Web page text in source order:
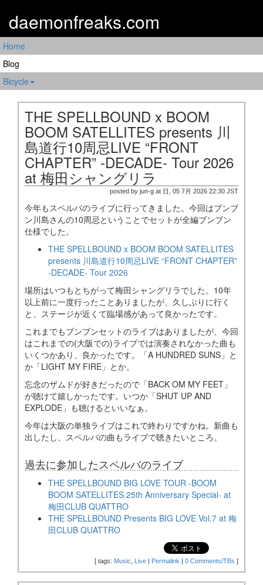
daemonfreaks.com
Home
Blog
Bicycle
THE SPELLBOUND x BOOM
BOOM SATELLITES presents 川
島道行10周忌LIVE “FRONT
CHAPTER” -DECADE- Tour 2026
at 梅田シャングリラ
posted by jun-g at 日, 05 7月 2026 22:30 JST
今年もスペルバのライブに行ってきました。今回はブンブ
ン川島さんの10周忌ということでセットが全編ブンブン
仕様でした。
THE SPELLBOUND x BOOM BOOM SATELLITES
presents 川島道行10周忌LIVE “FRONT CHAPTER”
-DECADE- Tour 2026
場所はいつもとちがって梅田シャングリラでした。10年
以上前に一度行ったことありましたが、久しぶりに行く
と、ステージが近くて臨場感があって良かったです。
これまでもブンブンセットのライブはありましたが、今回
はこれまでの(大阪での)ライブでは演奏されなかった曲も
いくつかあり、良かったです。「A HUNDRED SUNS」と
か「LIGHT MY FIRE」とか。
忘念のザムドが好きだったので「BACK OM MY FEET」
が聴けて嬉しかったです。いつか「SHUT UP AND
EXPLODE」も聴けるといいなぁ。
今年は大阪の単独ライブはこれで終わりですかね。新曲も
出したし、スペルバの曲もライブで聴きたいところ。
過去に参加したスペルバのライブ
THE SPELLBOUND BIG LOVE TOUR -BOOM
BOOM SATELLITES 25th Anniversary Special- at
梅田CLUB QUATTRO
THE SPELLBOUND Presents BIG LOVE Vol.7 at 梅
田CLUB QUATTRO
[ tags: Music Live | Permalink | 0 Comments/TBs ]